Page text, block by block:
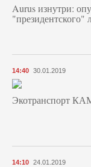
Aurus изнутри:
"президентского"
14:40 30.01.2019
Экотранспорт
14:10 24.01.2019